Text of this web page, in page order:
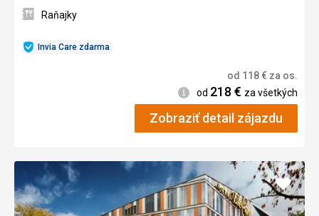
Invia Care zdarma
Raňajky
od 118€ za os.
Informácie
od 218 € za všetkých
Zobraziť detail zájazdu
Pridať
do